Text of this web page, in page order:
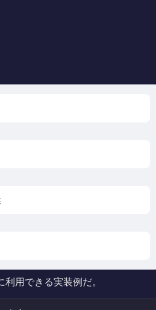
用できる実装例だ。